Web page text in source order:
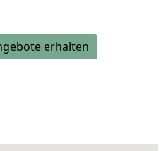
erhalten